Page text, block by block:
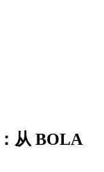
从 BOLA